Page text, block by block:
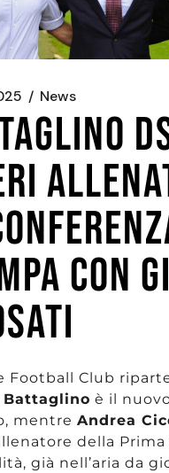
News
CON
Football Club
Battaglino è il
mentre Andrea
della Prima
già nell’aria da